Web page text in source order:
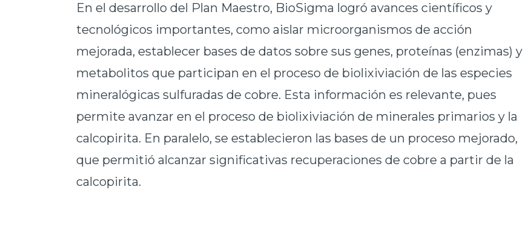
En el desarrollo del Plan Maestro, BioSigma logró avances científicos y
tecnológicos importantes, como aislar microorganismos de acción
mejorada, establecer bases de datos sobre sus genes, proteínas (enzimas) y
metabolitos que participan en el proceso de biolixiviación de las especies
mineralógicas sulfuradas de cobre. Esta información es relevante, pues
permite avanzar en el proceso de biolixiviación de minerales primarios y la
calcopirita. En paralelo, se establecieron las bases de un proceso mejorado,
que permitió alcanzar significativas recuperaciones de cobre a partir de la
calcopirita.